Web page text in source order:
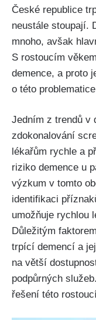
České republice
neustále stoupají.
mnoho, avšak
S rostoucím
demence, a proto
o této
Jedním z trendů v
zdokonalování
lékařům rychle a
riziko demence u
výzkum v tomto
identifikaci
umožňuje rychlou
Důležitým
trpící demencí a
na větší
podpůrných
řešení této